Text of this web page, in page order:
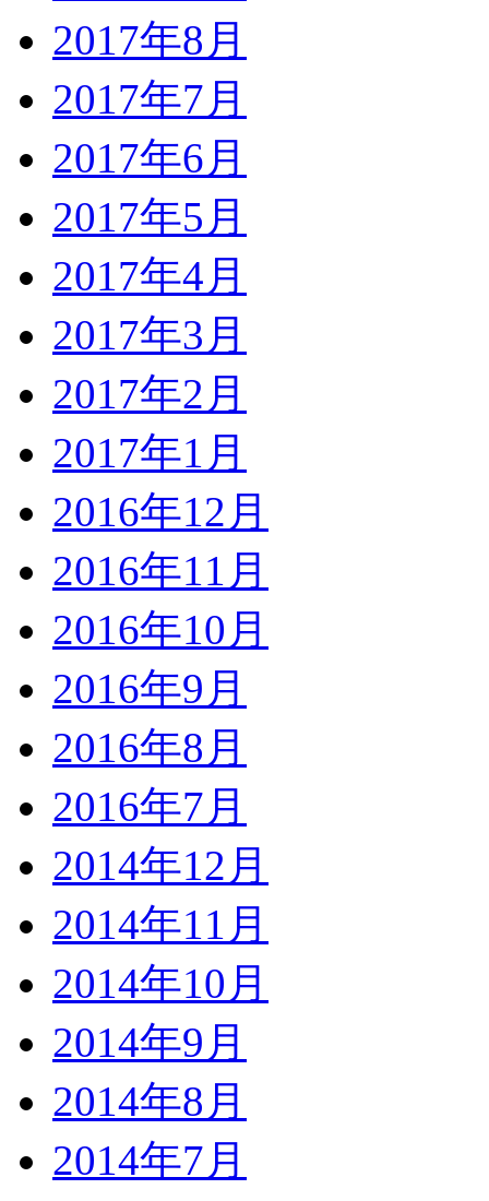
2017年8月
2017年7月
2017年6月
2017年5月
2017年4月
2017年3月
2017年2月
2017年1月
2016年12月
2016年11月
2016年10月
2016年9月
2016年8月
2016年7月
2014年12月
2014年11月
2014年10月
2014年9月
2014年8月
2014年7月